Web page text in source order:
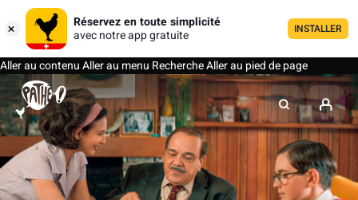
Réservez en toute simplicité
avec notre app gratuite
INSTALLER
Aller au contenuAller au menu RechercheAller au pied de page